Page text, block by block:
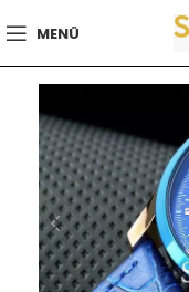
MENÜ